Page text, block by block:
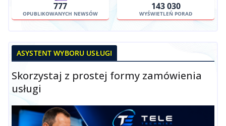
777
OPUBLIKOWANYCH NEWSÓW
143 030
WYŚWIETLEŃ PORAD
ASYSTENT WYBORU USŁUGI
Skorzystaj z prostej formy zamówienia
usługi